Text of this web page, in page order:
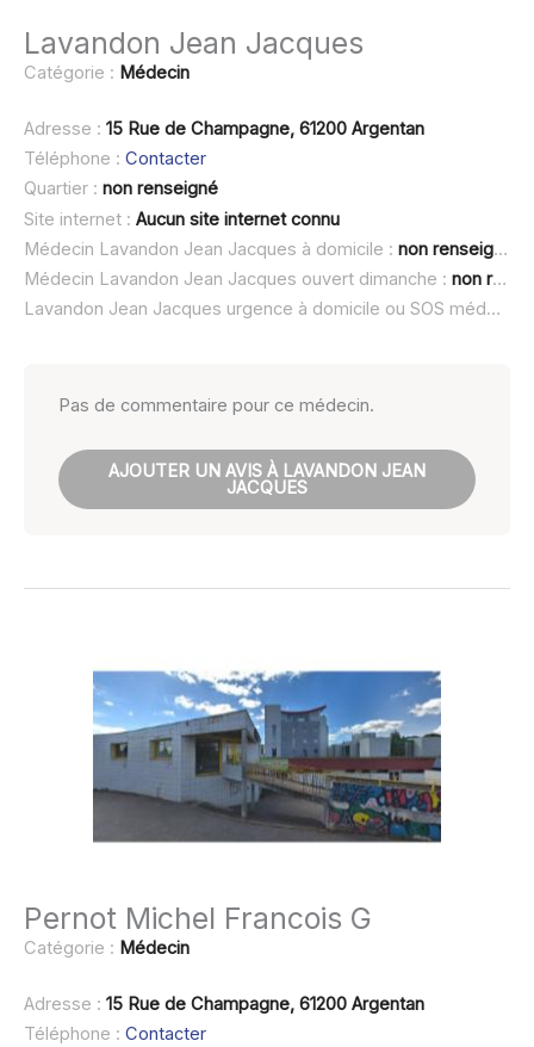
Lavandon Jean Jacques
Catégorie : Médecin
Adresse : 15 Rue de Champagne, 61200 Argentan
Téléphone : Contacter
Quartier : non renseigné
Site internet : Aucun site internet connu
Médecin Lavandon Jean Jacques à domicile : non renseigné
Médecin Lavandon Jean Jacques ouvert dimanche : non renseigné
Lavandon Jean Jacques urgence à domicile ou SOS médecin :
Pas de commentaire pour ce médecin.
AJOUTER UN AVIS À LAVANDON JEAN
JACQUES
Pernot Michel Francois G
Catégorie : Médecin
Adresse : 15 Rue de Champagne, 61200 Argentan
Téléphone : Contacter